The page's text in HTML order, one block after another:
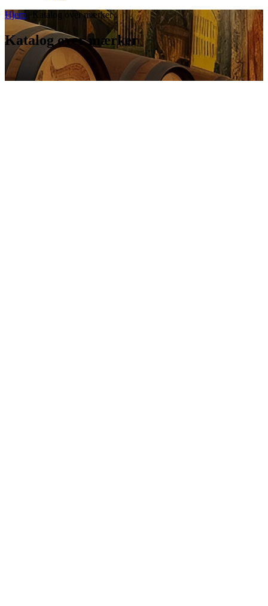
Hjem
Katalog over mærker
Katalog over mærker